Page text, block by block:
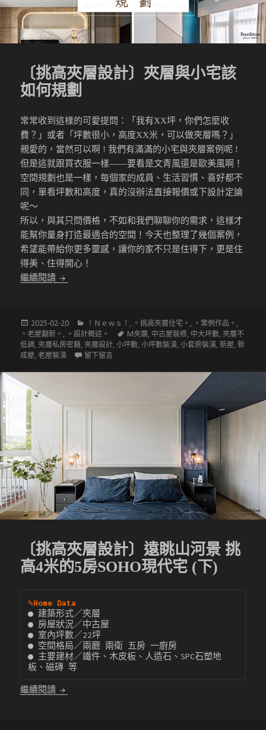
〔挑高夾層設計〕夾層與小宅該
如何規劃
常常收到這樣的可愛提問：「我有XX坪，你們怎麼收
費？」或者「坪數很小，高度XX米，可以做夾層嗎？」
親愛的，當然可以啊 ! 我們有滿滿的小宅與夾層案例呢 !
但是這就跟買衣服一樣——要看是文青風還是歐美風啊！
空間規劃也是一樣，每個家的成員、生活習慣、喜好都不
同，單看坪數和高度，真的沒辦法直接報價或下設計定論
呢～
所以，與其只問價格，不如和我們聊聊你的需求，這樣才
能幫你量身打造最適合的空間！今天也整理了幾個案例，
希望能帶給你更多靈感，讓你的家不只是住得下，更是住
得美、住得開心！
繼續閱讀 〔挑高夾層設計〕夾層與小宅該如何規劃
發
佈
於
2025-02-20
分
類
！Ｎｅｗｓ！ , 。挑高夾層住宅。 , 。案例作品。 ,
。老屋翻新。 , 。設計概述。
標
籤
M夾層, 中古屋裝修, 中大坪數,夾層不
低調,夾層私房密籍,夾層設計,小坪數,小坪數裝潢,小套房裝潢,新屋,新
成屋,老屋裝潢 留下留言在 〔挑高夾層設計〕夾層與小宅該如何規劃
〔挑高夾層設計〕遠眺山河景 挑
高4米的5房SOHO現代宅 (下)
✎Home Data
● 建築形式／夾層
● 房屋狀況／中古屋
● 室內坪數／22坪
● 空間格局／兩廳 兩衛 五房 一廚房
● 主要建材／鐵件、木皮板、人造石、SPC石塑地
板、磁磚 等
繼續閱讀 〔挑高夾層設計〕遠眺山河景 挑高4米的5房SOHO